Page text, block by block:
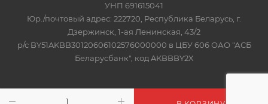
УНП 691615041
Юр./почтовый адрес: 222720, Республика Беларусь, г.
Дзержинск, 1-ая Ленинская, 43/2
р/с BY51AKBB30120606102576000000 в ЦБУ 606 ОАО "АСБ
Беларусбанк", код AKBBBY2X